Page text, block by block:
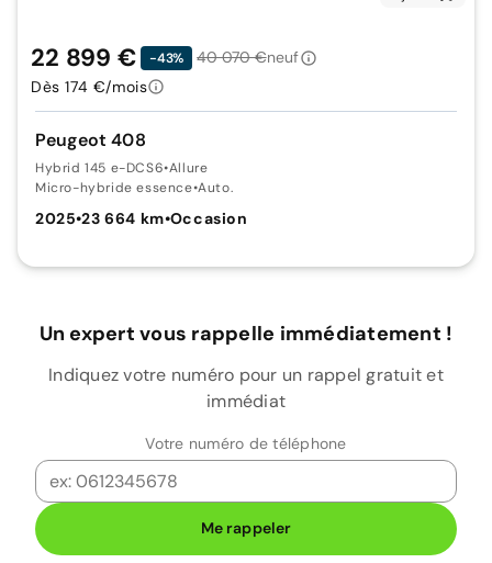
Peugeot 408
Hybrid 145 e-DCS6•Allure
Micro-hybride essence•Auto.
2025•23 664 km•Occasion
22 899 € -43% 40 070 €neuf
Dès 174 €/mois
Un expert vous rappelle immédiatement !
Indiquez votre numéro pour un rappel gratuit et
immédiat
Votre numéro de téléphone
Me rappeler